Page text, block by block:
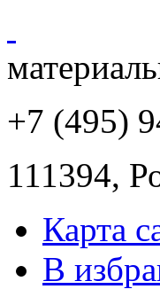
+7 (495)
111394,
Карта
В